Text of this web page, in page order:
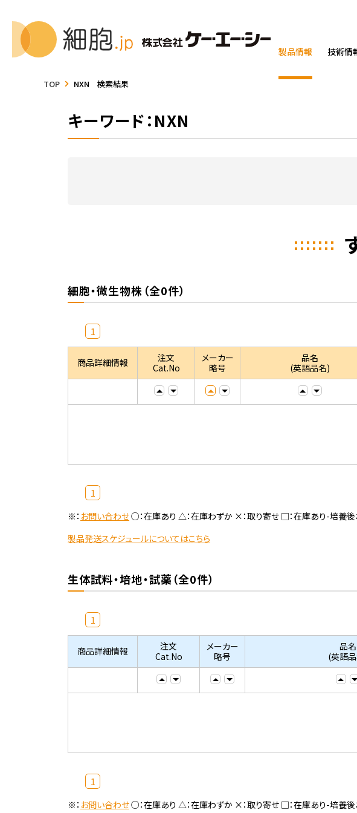
製品情報 技術情
TOP NXN 検索結果
キーワード：NXN
細胞・微生物株（全0件）
1
商品詳細情報
注文
Cat.No
メーカー
略号
品名
(英語品名)
1
※： お問い合わせ○：在庫あり △：在庫わずか ×：取り寄せ □：在庫あり-培養後
製品発送スケジュールについてはこちら
生体試料・培地・試薬（全0件）
1
商品詳細情報
注文
Cat.No
メーカー
略号
品名
(英語
1
※： お問い合わせ○：在庫あり △：在庫わずか ×：取り寄せ □：在庫あり-培養後